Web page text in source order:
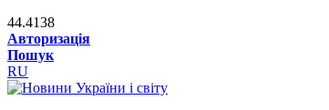
44.4138
Авторизація
Пошук
RU